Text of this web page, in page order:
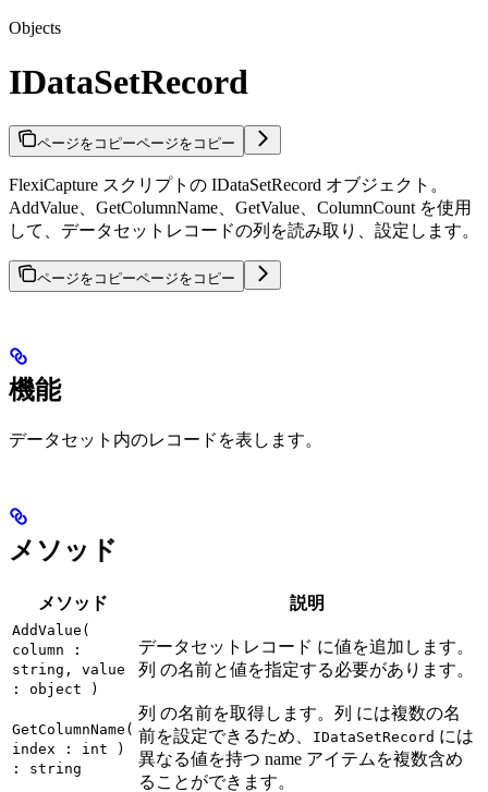
Objects
IDataSetRecord
ページをコピーページをコピー
FlexiCapture スクリプトの IDataSetRecord オブジェクト。
AddValue、GetColumnName、GetValue、ColumnCount を使用
して、データセットレコードの列を読み取り、設定します。
ページをコピーページをコピー
機能
データセット内のレコードを表します。
メソッド
メソッド 説明
AddValue(
column :
string, value
: object )
データセットレコード に値を追加します。
列 の名前と値を指定する必要があります。
GetColumnName(
index : int )
: string
列 の名前を取得します。列 には複数の名
前を設定できるため、
IDataSetRecord には
異なる値を持つ name アイテムを複数含め
ることができます。